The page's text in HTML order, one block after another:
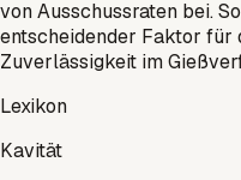
von Ausschussraten bei.
entscheidender Faktor
Zuverlässigkeit im
Lexikon
Kavität